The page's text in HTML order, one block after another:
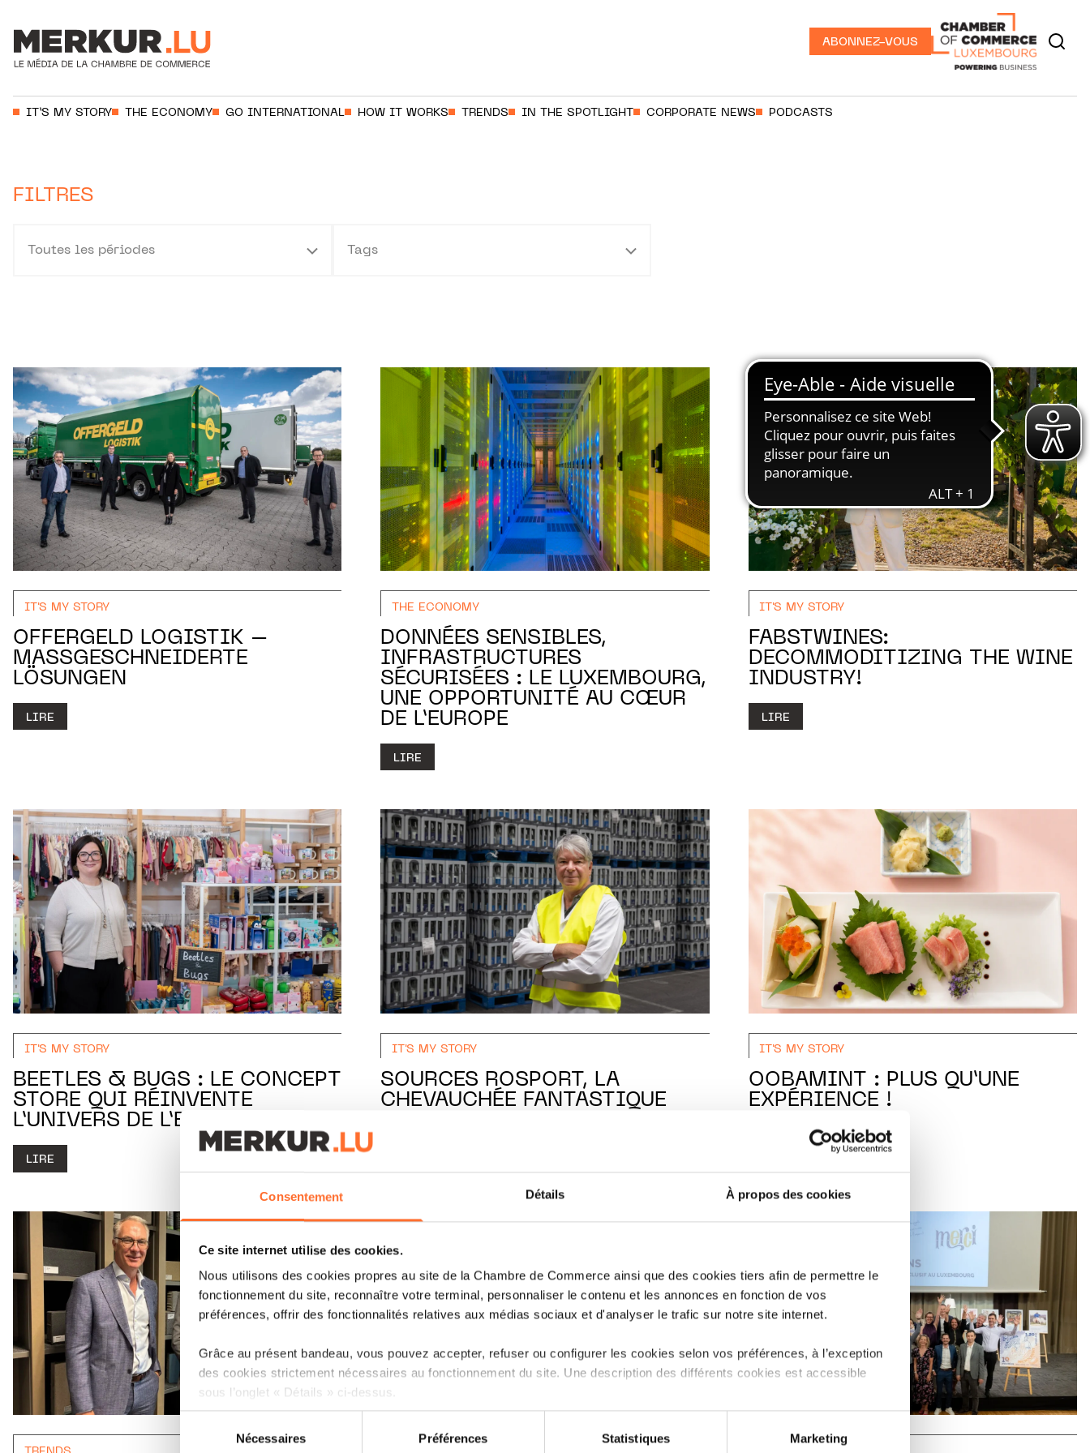
Consentement Détails À propos des cookies
Ce site internet utilise des cookies.
Nous utilisons des cookies propres au site de la Chambre de Commerce ainsi que des cookies tiers afin de permettre le
fonctionnement du site, reconnaître votre terminal, personnaliser le contenu et les annonces en fonction de vos
préférences, offrir des fonctionnalités relatives aux médias sociaux et d'analyser le trafic sur notre site internet.
Grâce au présent bandeau, vous pouvez accepter, refuser ou configurer les cookies selon vos préférences, à l’exception
des cookies strictement nécessaires au fonctionnement du site. Une description des différents cookies est accessible
sous l’onglet « Détails » ci-dessus.
Il est précisé que la navigation sur le site et certaines fonctionnalités (ex : lecture de vidéos, partage sur les réseaux
Sélection
du
Nécessaires Préférences Statistiques Marketing
ABONNEZ-VOUS
IT’S MY STORY THE ECONOMY GO INTERNATIONAL HOW IT WORKS TRENDS IN THE SPOTLIGHT CORPORATE NEWS PODCASTS
FILTRES
Toutes les périodes Tags
IT'S MY STORY
OFFERGELD LOGISTIK –
MASSGESCHNEIDERTE L
ÖSUNGEN
LIRE
THE ECONOMY
DONNÉES SENSIBLES,
INFRASTRUCTURES
SÉCURISÉES : LE LUXEMBOURG,
UNE OPPORTUNITÉ AU CŒUR
DE L’EUROPE
LIRE
IT'S MY STORY
FABSTWINES:
DECOMMODITIZING THE WINE
INDUSTRY!
LIRE
IT'S MY STORY
BEETLES & BUGS : LE CONCEPT
STORE QUI RÉINVENTE
L’UNIVERS DE L’ENFANT
LIRE
IT'S MY STORY
SOURCES ROSPORT, LA
CHEVAUCHÉE FANTASTIQUE
IT'S MY STORY
OOBAMINT : PLUS QU’UNE
EXPÉRIENCE !